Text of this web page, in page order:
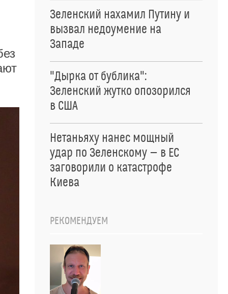
Зеленский нахамил Путину и
вызвал недоумение на
Западе
"Дырка от бублика":
Зеленский жутко опозорился
в США
Нетаньяху нанес мощный
удар по Зеленскому — в ЕС
заговорили о катастрофе
Киева
РЕКОМЕНДУЕМ